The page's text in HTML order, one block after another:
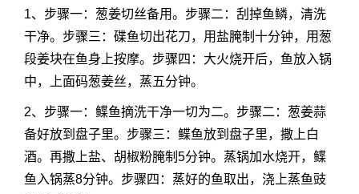
1、步骤一：葱姜切丝备用。步骤二：刮掉鱼鳞，清洗
干净。步骤三：碟鱼切出花刀，用盐腌制十分钟，用葱
段姜块在鱼身上按摩。步骤四：大火烧开后，鱼放入锅
中，上面码葱姜丝，蒸五分钟。
2、步骤一：鲽鱼摘洗干净一切为二。步骤二：葱姜蒜
备好放到盘子里。步骤三：鲽鱼放到盘子里，撒上白
酒。再撒上盐、胡椒粉腌制5分钟。蒸锅加水烧开，鲽
鱼入锅蒸8分钟。步骤四：蒸好的鱼取出，浇上蒸鱼豉